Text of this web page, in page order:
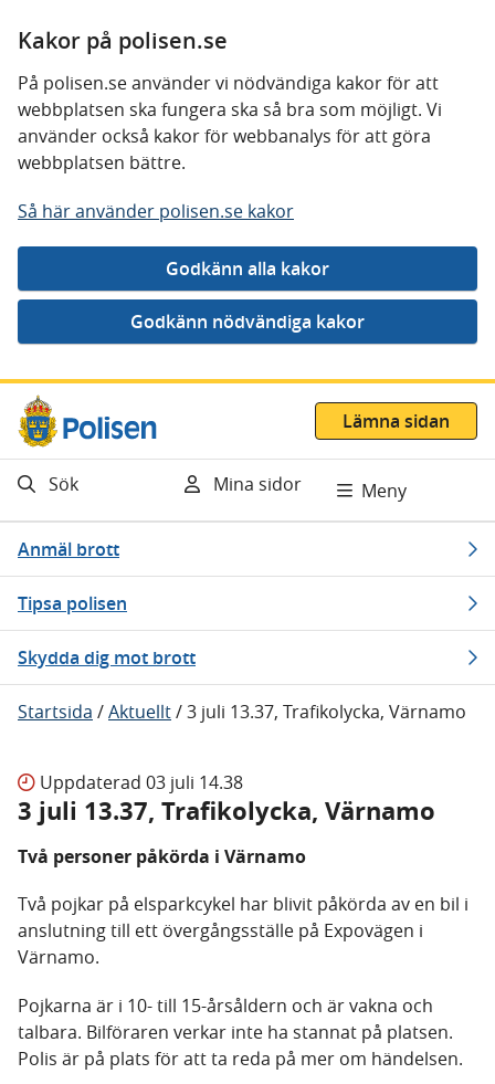
Kakor på polisen.se
På polisen.se använder vi nödvändiga kakor för att
webbplatsen ska fungera ska så bra som möjligt. Vi
använder också kakor för webbanalys för att göra
webbplatsen bättre.
Så här använder polisen.se kakor
Gå direkt till innehåll
Lämna sidan
Sök Mina sidor Meny
Anmäl brott
Tipsa polisen
Skydda dig mot brott
Startsida /Aktuellt/3 juli 13.37, Trafikolycka, Värnamo
Uppdaterad 03 juli 14.38
3 juli 13.37, Trafikolycka, Värnamo
Två personer påkörda i Värnamo
Två pojkar på elsparkcykel har blivit påkörda av en bil i
anslutning till ett övergångsställe på Expovägen i
Värnamo.
Pojkarna är i 10- till 15-årsåldern och är vakna och
talbara. Bilföraren verkar inte ha stannat på platsen.
Polis är på plats för att ta reda på mer om händelsen.